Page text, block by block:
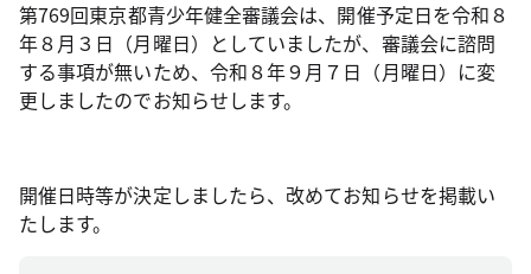
第769回東京都青少年健全審議会は、開催予定日を令和８
年８月３日（月曜日）としていましたが、審議会に諮問
する事項が無いため、令和８年９月７日（月曜日）に変
更しましたのでお知らせします。
開催日時等が決定しましたら、改めてお知らせを掲載い
たします。